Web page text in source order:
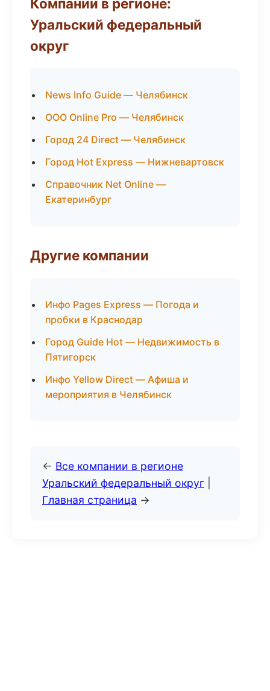
Компании в регионе:
Уральский федеральный
округ
News Info Guide — Челябинск
ООО Online Pro — Челябинск
Город 24 Direct — Челябинск
Город Hot Express — Нижневартовск
Справочник Net Online —
Екатеринбург
Другие компании
Инфо Pages Express — Погода и
пробки в Краснодар
Город Guide Hot — Недвижимость в
Пятигорск
Инфо Yellow Direct — Афиша и
мероприятия в Челябинск
← Все компании в регионе
Уральский федеральный округ
Главная страница →